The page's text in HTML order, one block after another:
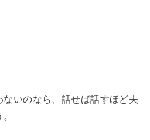
いのなら、話せば話すほど夫